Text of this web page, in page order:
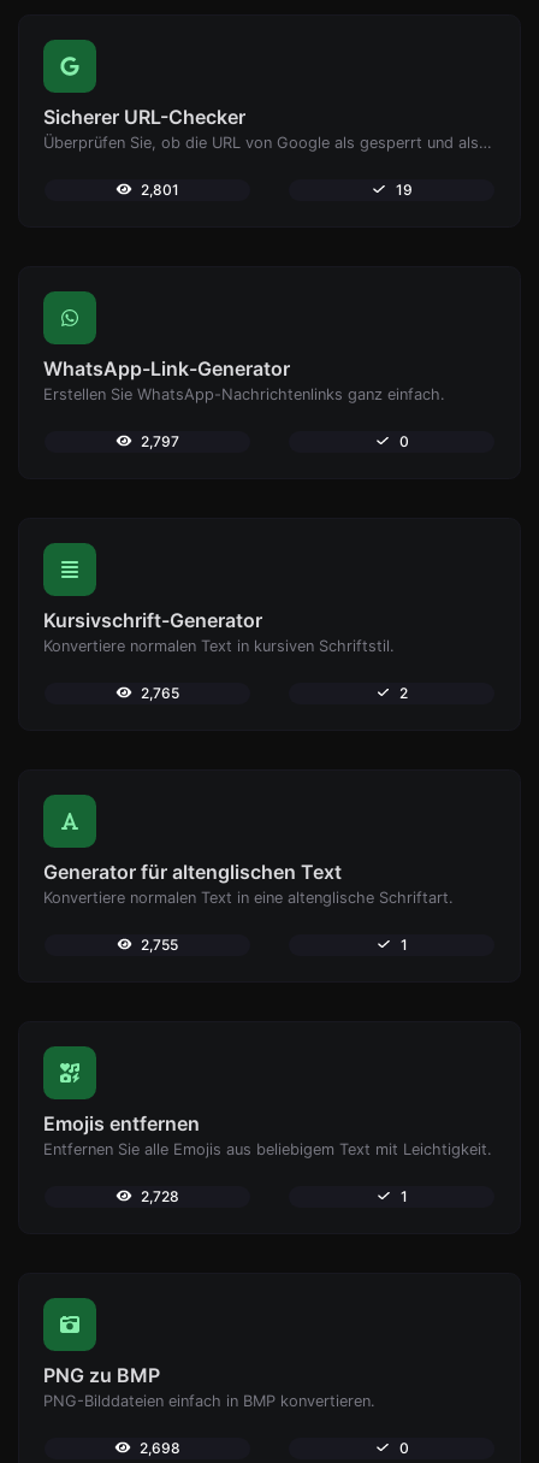
Sicherer URL-Checker
Überprüfen Sie, ob die URL von Google als gesperrt und als sicher/unsicher gekennzeichnet ist.
2,801 19
WhatsApp-Link-Generator
Erstellen Sie WhatsApp-Nachrichtenlinks ganz einfach.
2,797 0
Kursivschrift-Generator
Konvertiere normalen Text in kursiven Schriftstil.
2,765 2
Generator für altenglischen Text
Konvertiere normalen Text in eine altenglische Schriftart.
2,755 1
Emojis entfernen
Entfernen Sie alle Emojis aus beliebigem Text mit Leichtigkeit.
2,728 1
PNG zu BMP
PNG-Bilddateien einfach in BMP konvertieren.
2,698 0